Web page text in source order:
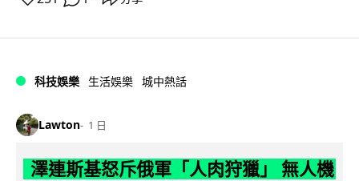
科技娛樂 生活娛樂 城中熱話
Lawton 1 日
澤連斯基怒斥俄軍「人肉狩獵」 無人機